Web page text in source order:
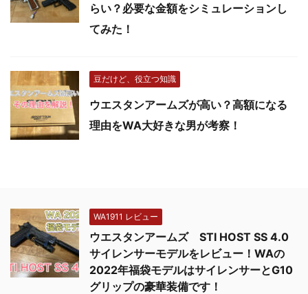
らい？必要な金額をシミュレーションし
てみた！
豆だけど、役立つ知識
ウエスタンアームズが高い？高額になる
理由をWA大好きな男が考察！
WA1911 レビュー
ウエスタンアームズ STI HOST SS 4.0
サイレンサーモデルをレビュー！WAの
2022年福袋モデルはサイレンサーとG10
グリップの豪華装備です！